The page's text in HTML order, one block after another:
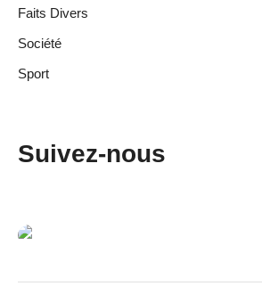
Faits Divers
Société
Sport
Suivez-nous